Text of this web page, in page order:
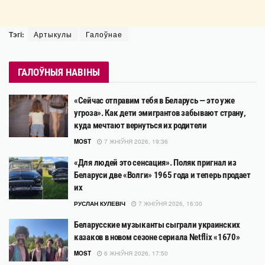
Тэгі: Артыкулы Галоўнае
ГАЛОЎНЫЯ НАВІНЫ
«Сейчас отправим тебя в Беларусь — это уже
угроза». Как дети эмигрантов забывают страну,
куда мечтают вернуться их родители
MOST 7 ЖНІЎНЯ 2026, 19:36
«Для людей это сенсация». Поляк пригнал из
Беларуси две «Волги» 1965 года и теперь продает
их
РУСЛАН КУЛЕВІЧ 7 ЖНІЎНЯ 2026, 16:00
Беларусские музыканты сыграли украинских
казаков в новом сезоне сериала Netflix «1670»
MOST 6 ЖНІЎНЯ 2026, 17:50